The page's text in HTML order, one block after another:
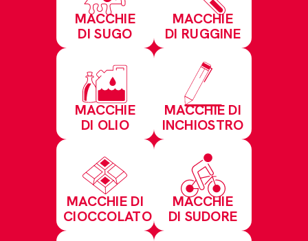
MACCHIE
DI SUGO
MACCHIE
DI RUGGINE
MACCHIE
DI OLIO
MACCHIE DI
INCHIOSTRO
MACCHIE DI
CIOCCOLATO
MACCHIE
DI SUDORE